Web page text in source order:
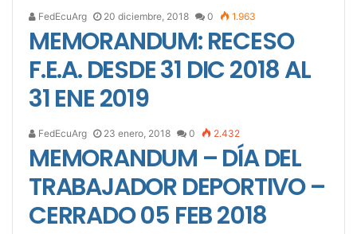
FedEcuArg 20 diciembre, 2018 0 1.963
MEMORANDUM: RECESO
F.E.A. DESDE 31 DIC 2018 AL
31 ENE 2019
FedEcuArg 23 enero, 2018 0 2.432
MEMORANDUM – DÍA DEL
TRABAJADOR DEPORTIVO –
CERRADO 05 FEB 2018